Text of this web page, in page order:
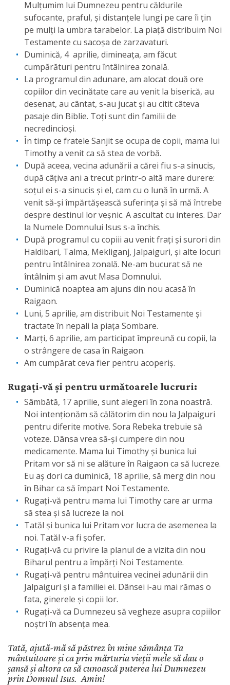
Mulțumim lui Dumnezeu pentru căldurile
sufocante, praful, și distanțele lungi pe care îi țin
pe mulți la umbra tarabelor. La piață distribuim Noi
Testamente cu sacoșa de zarzavaturi.
Duminică, 4 aprilie, dimineața, am făcut
cumpărături pentru întâlnirea zonală.
La programul din adunare, am alocat două ore
copiilor din vecinătate care au venit la biserică, au
desenat, au cântat, s-au jucat și au citit câteva
pasaje din Biblie. Toți sunt din familii de
necredincioși.
În timp ce fratele Sanjit se ocupa de copii, mama lui
Timothy a venit ca să stea de vorbă.
După aceea, vecina adunării a cărei fiu s-a sinucis,
după câțiva ani a trecut printr-o altă mare durere:
soțul ei s-a sinucis și el, cam cu o lună în urmă. A
venit să-și împărtășească suferința și să mă întrebe
despre destinul lor veșnic. A ascultat cu interes. Dar
la Numele Domnului Isus s-a închis.
După programul cu copiii au venit frați și surori din
Haldibari, Talma, Mekliganj, Jalpaiguri, și alte locuri
pentru întâlnirea zonală. Ne-am bucurat să ne
întâlnim și am avut Masa Domnului.
Duminică noaptea am ajuns din nou acasă în
Raigaon.
Luni, 5 aprilie, am distribuit Noi Testamente și
tractate în nepali la piața Sombare.
Marți, 6 aprilie, am participat împreună cu copii, la
o strângere de casa în Raigaon.
Am cumpărat ceva fier pentru acoperiș.
Rugați-vă și pentru următoarele lucruri:
Sâmbătă, 17 aprilie, sunt alegeri în zona noastră.
Noi intenționăm să călătorim din nou la Jalpaiguri
pentru diferite motive. Sora Rebeka trebuie să
voteze. Dânsa vrea să-și cumpere din nou
medicamente. Mama lui Timothy și bunica lui
Pritam vor să ni se alăture în Raigaon ca să lucreze.
Eu aș dori ca duminică, 18 aprilie, să merg din nou
în Bihar ca să împart Noi Testamente.
Rugați-vă pentru mama lui Timothy care ar urma
să stea și să lucreze la noi.
Tatăl și bunica lui Pritam vor lucra de asemenea la
noi. Tatăl v-a fi șofer.
Rugați-vă cu privire la planul de a vizita din nou
Biharul pentru a împărți Noi Testamente.
Rugați-vă pentru mântuirea vecinei adunării din
Jalpaiguri și a familiei ei. Dânsei i-au mai rămas o
fata, ginerele și copii lor.
Rugați-vă ca Dumnezeu să vegheze asupra copiilor
noștri în absența mea.
Tată, ajută-mă să păstrez în mine sămânța Ta
mântuitoare și ca prin mărturia vieții mele să dau o
șansă și altora ca să cunoască puterea lui Dumnezeu
prin Domnul Isus. Amin!